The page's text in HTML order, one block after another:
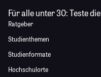
Für alle unter 30:Teste die
Ratgeber
Studienthemen
Studienformate
Hochschulorte